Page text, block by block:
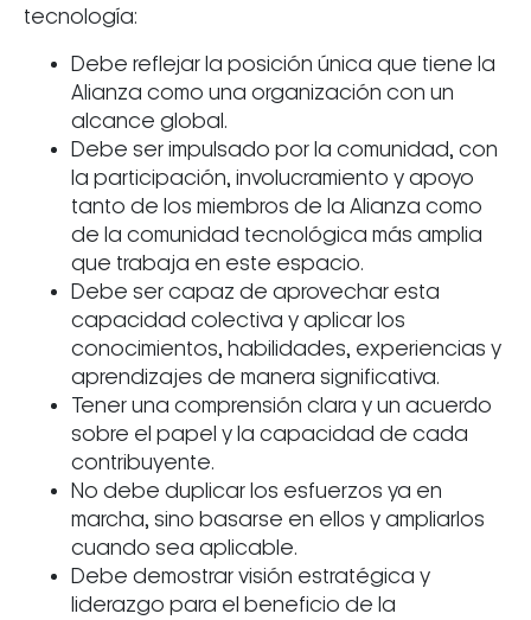
tecnología:
Debe reflejar la posición única que tiene la
Alianza como una organización con un
alcance global.
Debe ser impulsado por la comunidad, con
la participación, involucramiento y apoyo
tanto de los miembros de la Alianza como
de la comunidad tecnológica más amplia
que trabaja en este espacio.
Debe ser capaz de aprovechar esta
capacidad colectiva y aplicar los
conocimientos, habilidades, experiencias y
aprendizajes de manera significativa.
Tener una comprensión clara y un acuerdo
sobre el papel y la capacidad de cada
contribuyente.
No debe duplicar los esfuerzos ya en
marcha, sino basarse en ellos y ampliarlos
cuando sea aplicable.
Debe demostrar visión estratégica y
liderazgo para el beneficio de la